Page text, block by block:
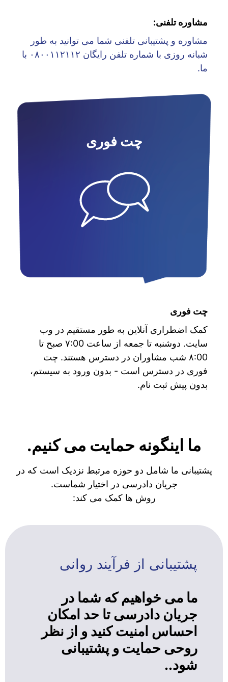
مشاوره تلفنی:
مشاوره و پشتیبانی تلفنی شما می توانید به طور
شبانه روزی با شماره تلفن رایگان ۰۸۰۰۱۱۲۱۱۲ با
ما.
چت فوری
چت فوری
کمک اضطراری آنلاین به طور مستقیم در وب
سایت. دوشنبه تا جمعه از ساعت ۷:00 صبح تا
۸:00 شب مشاوران در دسترس هستند. چت
فوری در دسترس است - بدون ورود به سیستم،
بدون پیش ثبت نام.
ما اینگونه حمایت می کنیم.
پشتیبانی ما شامل دو حوزه مرتبط نزدیک است که در
جریان دادرسی در اختیار شماست.
روش ها کمک می کند:
پشتیبانی از فرآیند روانی
ما می خواهیم که شما در
جریان دادرسی تا حد امکان
احساس امنیت کنید و از نظر
روحی حمایت و پشتیبانی
شود..